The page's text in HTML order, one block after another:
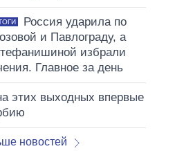
Россия ударила по
и Павлограду, а
избрали
Главное за день
этих выходных впервые
новостей